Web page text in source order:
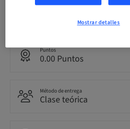
Puntos
0.00 Puntos
Método de entrega
Clase teórica
Mostrar detalles